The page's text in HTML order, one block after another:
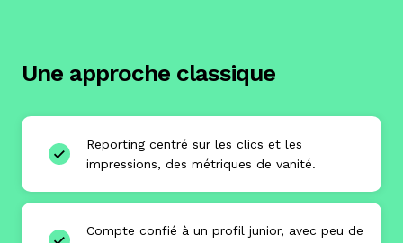
Une approche classique
Reporting centré sur les clics et les
impressions, des métriques de vanité.
Compte confié à un profil junior, avec peu de